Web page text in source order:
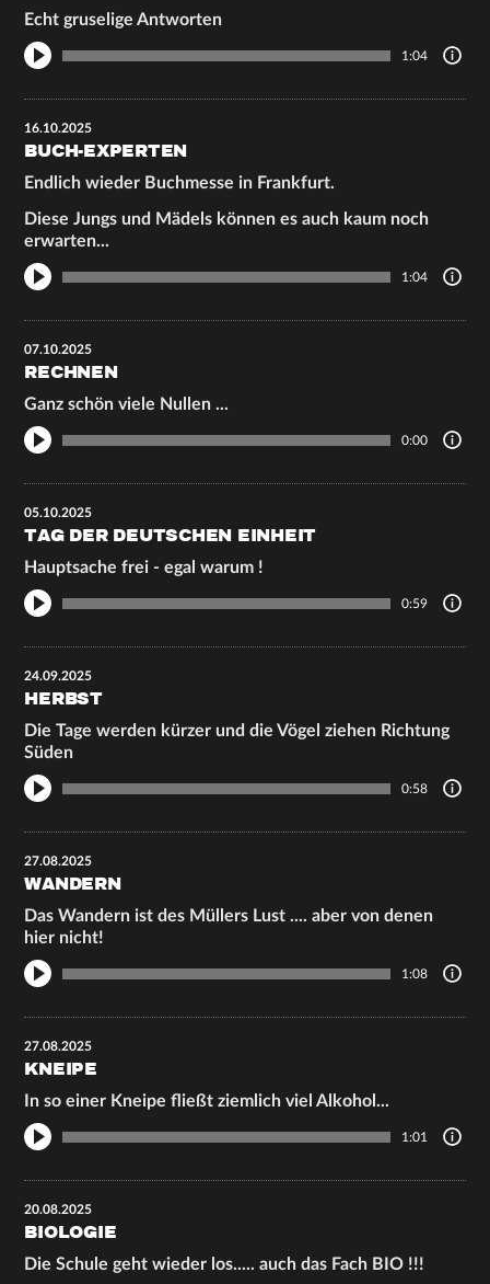
Echt gruselige Antworten
1:04
16.10.2025
BUCH-EXPERTEN
Endlich wieder Buchmesse in Frankfurt.
Diese Jungs und Mädels können es auch kaum noch
erwarten...
1:04
07.10.2025
RECHNEN
Ganz schön viele Nullen ...
0:00
05.10.2025
TAG DER DEUTSCHEN EINHEIT
Hauptsache frei - egal warum !
0:59
24.09.2025
HERBST
Die Tage werden kürzer und die Vögel ziehen Richtung
Süden
0:58
27.08.2025
WANDERN
Das Wandern ist des Müllers Lust .... aber von denen
hier nicht!
1:08
27.08.2025
KNEIPE
In so einer Kneipe fließt ziemlich viel Alkohol...
1:01
20.08.2025
BIOLOGIE
Die Schule geht wieder los..... auch das Fach BIO !!!